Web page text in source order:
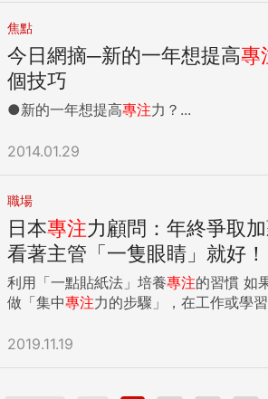
焦點
今日網摘─新的一年想提高專
個技巧
●新的一年想提高專注力？...
2014.01.29
職場
日本專注力顧問：年終爭取
看著主管「一隻眼睛」就好！
利用「一點貼紙法」培養專注的習慣 如果把「一點貼紙法」當
做「集中專注力的步驟」，在工作或學
2019.11.19